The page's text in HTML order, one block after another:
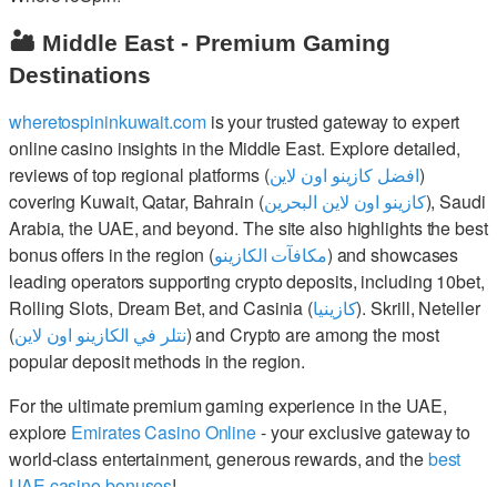
🏜️ Middle East - Premium Gaming
Destinations
wheretospininkuwait.comis your trusted gateway to expert
online casino insights in the Middle East. Explore detailed,
reviews of top regional platforms (افضل كازينو اون لاين)
covering Kuwait, Qatar, Bahrain (كازينو اون لاين البحرين), Saudi
Arabia, the UAE, and beyond. The site also highlights the best
bonus offers in the region (مكافآت الكازينو) and showcases
leading operators supporting crypto deposits, including 10bet,
Rolling Slots, Dream Bet, and Casinia (كازينيا). Skrill, Neteller
(نتلر في الكازينو اون لاين) and Crypto are among the most
popular deposit methods in the region.
For the ultimate premium gaming experience in the UAE,
explore Emirates Casino Online- your exclusive gateway to
world-class entertainment, generous rewards, and thebest